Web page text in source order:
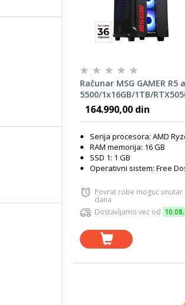
Računar MSG GAMER R5
5500/1x16GB/1TB/
8GB
164.990,00 din
Serija procesora: AMD
RAM memorija: 16 GB
SSD 1: 1 GB
Operativni sistem: Free
Povrat robe moguć unutar
dana
Dostavljamo već od